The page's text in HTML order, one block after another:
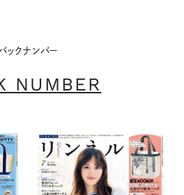
ックナンバー
NUMBER